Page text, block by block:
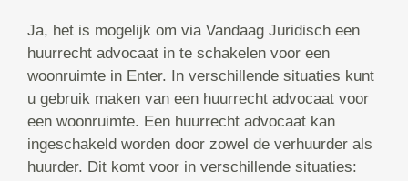
Ja, het is mogelijk om via Vandaag Juridisch een
huurrecht advocaat in te schakelen voor een
woonruimte in Enter. In verschillende situaties kunt
u gebruik maken van een huurrecht advocaat voor
een woonruimte. Een huurrecht advocaat kan
ingeschakeld worden door zowel de verhuurder als
huurder. Dit komt voor in verschillende situaties: